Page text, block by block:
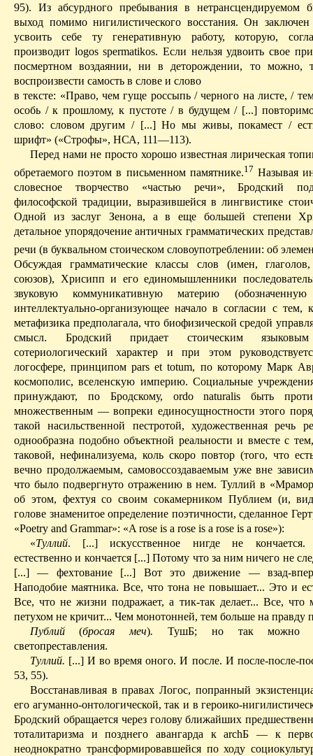
95). Из абсурдного пребывания в нетрансцендируемом
выход помимо нигилистического восстания. Он
усвоить себе ту генеративную работу, ко­торую,
производит logos spermatikos. Если нельзя удвоить свое
посмертном воздаянии, ни в деторождении, то можно,
воспроизвести самость в слове и слово
в тексте: «Право, чем гуще россыпь / черного на листе, /
особь / к прошлому, к пустоте / в будущем / [...]
слово: словом другим / [...] Но мы живы,покамест /
шрифт» («Строфы», НСА, 111—113).
Перед нами не просто хорошо известная лирическая
обретаемо­го поэтом в письменном памятнике.17 Называя
словесное творчество «частью речи», Бродский
философской традиции, выразившейся в лингвистике
Одной из заслуг Зенона, а в еще большей степени
детальное упорядочение античных грамматических
речи (в буквальном стоическом словоупотреблении: об
Обсуждая грамматические классы слов (имен,
союзов), Хрисипп и его единомышленники
звуковую коммуникативную материю
интеллектуально-организующее начало в согласии с тем,
метафизика предполагала, что биофизической средой
смысл. Бродский придает стоическим языковым
сотериологический характер и при этом
логосфере, принципомpars et totum, по которому Марк
космополис, вселенскую империю. Социальные
принуждают, по Бродскому, ordo naturalis быть
множественным — вопреки единосущностности этого
такой насильственной пестротой, художественная речь
однообразна подобно объектной реальности и вместе с
таковой, нефинализуема, коль скоро повтор (того, что
вечно продолжаемым, самовоссоздаваемымуже вне
что было подвергнуто отражению в нем.Туллий в
об этом, фехтуя со своим сокамерником Публием(и,
голове знаменитое определение поэтичности, сделанное
«Poetry and Grammar»: «A rose is a rose is a rose is a rose»):
«Туллий. [...]искусственное нигде не кончается.
естественно и кончается [...] Потому что за ним ничего не
[...] — фехтование [...] Вот это движение — взад-
Наподобие маятника. Все, что тона не повышает... Это и
Все, что не жизни подражает, а тик-так делает... Все, что
петухом не кричит... Чем монотонней, тем больше на правду
Публий(бросая меч).ТушБ; но так можно
светопреставления.
Туллий. [...] И во время оного. И после. И после-после-
53, 55).
Восстанавливая в правах Логос, попранный
его агуманно-онтологической, так и в героико-
Бродский обращается через голову ближайших
тоталитаризма и позднего авангарда кarchБ — к
неоднократно трансформировавшейся по ходу